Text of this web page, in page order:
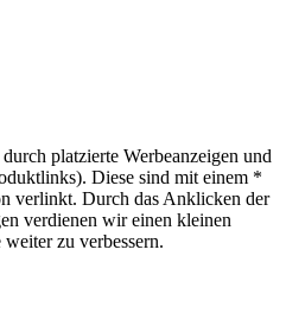
platzierte Werbeanzeigen und
Diese sind mit einem *
verlinkt. Durch das Anklicken der
verdienen wir einen kleinen
zu verbessern.